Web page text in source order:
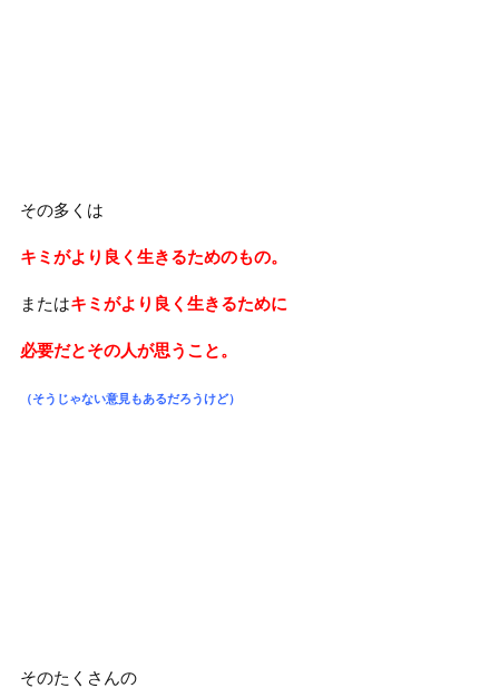
その多くは
キミがより良く生きるためのもの。
またはキミがより良く生きるために
必要だとその人が思うこと。
（そうじゃない意見もあるだろうけど）
そのたくさんの